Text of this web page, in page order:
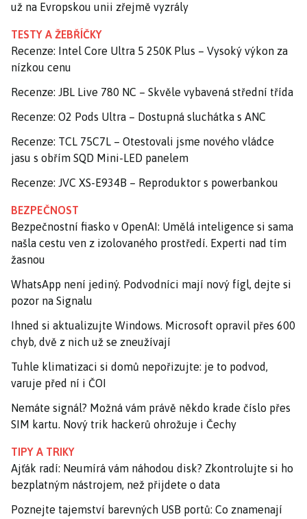
už na Evropskou unii zřejmě vyzrály
TESTY A ŽEBŘÍČKY
Recenze: Intel Core Ultra 5 250K Plus – Vysoký výkon za
nízkou cenu
Recenze: JBL Live 780 NC – Skvěle vybavená střední třída
Recenze: O2 Pods Ultra – Dostupná sluchátka s ANC
Recenze: TCL 75C7L – Otestovali jsme nového vládce
jasu s obřím SQD Mini-LED panelem
Recenze: JVC XS-E934B – Reproduktor s powerbankou
BEZPEČNOST
Bezpečnostní fiasko v OpenAI: Umělá inteligence si sama
našla cestu ven z izolovaného prostředí. Experti nad tím
žasnou
WhatsApp není jediný. Podvodníci mají nový fígl, dejte si
pozor na Signalu
Ihned si aktualizujte Windows. Microsoft opravil přes 600
chyb, dvě z nich už se zneužívají
Tuhle klimatizaci si domů nepořizujte: je to podvod,
varuje před ní i ČOI
Nemáte signál? Možná vám právě někdo krade číslo přes
SIM kartu. Nový trik hackerů ohrožuje i Čechy
TIPY A TRIKY
Ajťák radí: Neumírá vám náhodou disk? Zkontrolujte si ho
bezplatným nástrojem, než přijdete o data
Poznejte tajemství barevných USB portů: Co znamenají